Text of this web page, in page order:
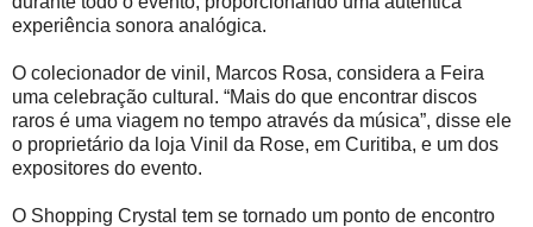
experiência sonora analógica.
O colecionador de vinil, Marcos Rosa, considera a Feira
uma celebração cultural. “Mais do que encontrar discos
raros é uma viagem no tempo através da música”, disse ele
o proprietário da loja Vinil da Rose, em Curitiba, e um dos
expositores do evento.
O Shopping Crystal tem se tornado um ponto de encontro